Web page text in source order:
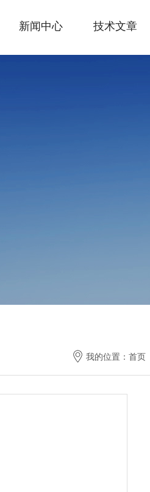
新闻中心 技术文章
我的位置： 首页